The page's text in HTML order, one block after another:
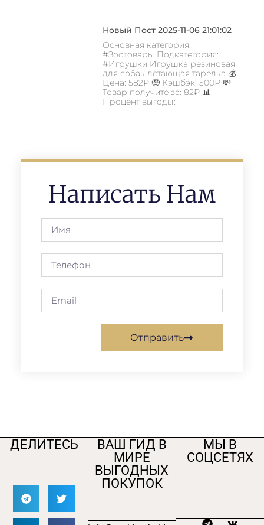
Новый Пост 2025-11-06 21:01:02
Основная категория:
#Зоотовары Подкатегория:
#Игрушки Игрушка резиновая
для собак летающая тарелка 💰
Цена: 582₽ 🤑 Кэшбэк: 500₽ 💸
Товар получите за: 82₽ 📊
Процент выгоды:
Написать Нам
Отправить
ДЕЛИТЕСЬ
ВАШ ГИД В
МИРЕ
ВЫГОДНЫХ
ПОКУПОК
МЫ В
СОЦСЕТЯХ